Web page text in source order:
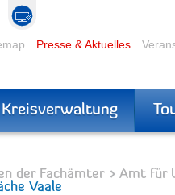
Presse & Aktuelles
Kreisverwaltung
der Fachämter Amt für
Vaale